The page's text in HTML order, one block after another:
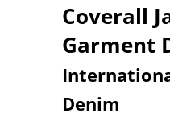
Coverall
Garment
Denim